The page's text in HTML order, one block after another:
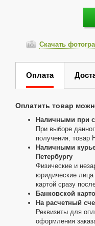
Скачать
Оплата
Оплатить товар
Наличными при
При выборе
получения, товар
Наличными
Петербургу
Физические и
юридические
картой сразу
Банковской
На расчетный
Реквизиты для
оформления